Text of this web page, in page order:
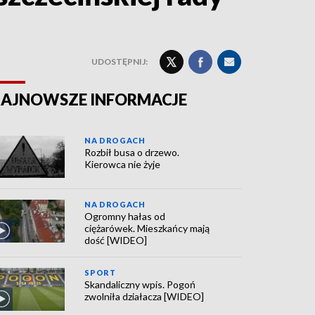
UDOSTĘPNIJ:
INFORMACJE
NA DROGACH
Rozbił busa o drzewo.
Kierowca nie żyje
NA DROGACH
Ogromny hałas od
ciężarówek. Mieszkańcy mają
dość [WIDEO]
SPORT
Skandaliczny wpis. Pogoń
zwolniła działacza [WIDEO]